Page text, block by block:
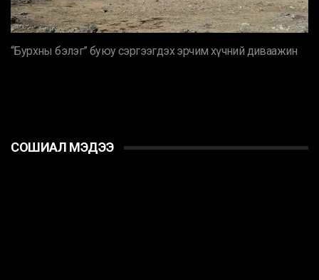
“Бурхны бэлэг” буюу сэргээгдэх эрчим хүчний диваажин
СОШИАЛ МЭДЭЭ